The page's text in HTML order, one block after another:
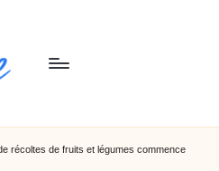
récoltes de fruits et légumes commence